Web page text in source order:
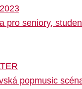
pro seniory,
popmusic